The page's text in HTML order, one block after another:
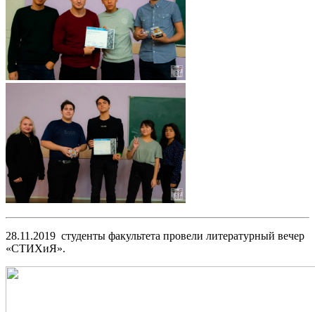
28.11.2019 студенты факультета провели литературный вечер
«СТИХиЯ».